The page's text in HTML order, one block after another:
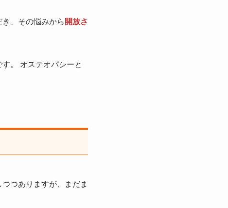
、その悩みから開放さ
。 オステオパシーと
つありますが、まだま